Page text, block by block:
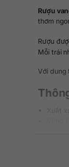
Rượu
thơm
Rượu
Mỗi trái
Với dung